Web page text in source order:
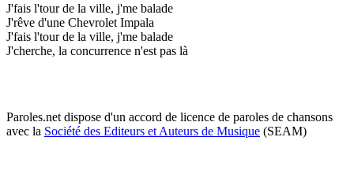
J'fais l'tour de la ville, j'me balade
J'rêve d'une Chevrolet Impala
J'fais l'tour de la ville, j'me balade
J'cherche, la concurrence n'est pas là
Paroles.net dispose d'un accord de licence de paroles de chansons
avec la Société des Editeurs et Auteurs de Musique (SEAM)